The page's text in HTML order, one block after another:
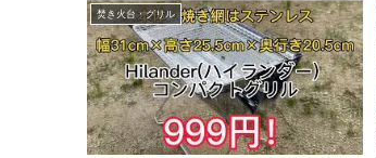
焚き火台・グリル